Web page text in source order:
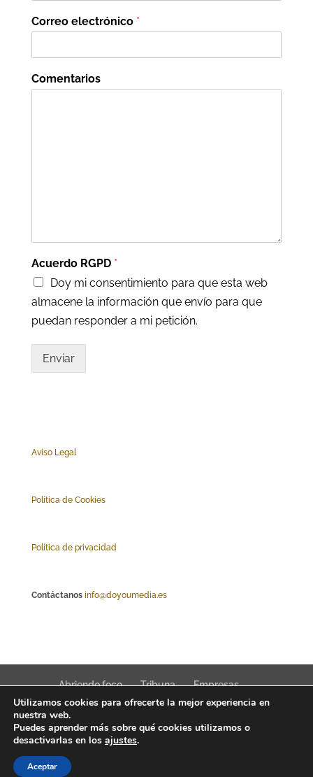
Correo electrónico *
Comentarios
Acuerdo RGPD *
Doy mi consentimiento para que esta web
almacene la información que envío para que
puedan responder a mi petición.
Enviar
Aviso Legal
Política de Cookies
Política de privacidad
Contáctanos info@doyoumedia.es
Abriendo foco Tribuna
Empresas
Actualidad
Innovación Tendencias
Interfaz Magazine 2022 © News, trends & public affairs
Utilizamos cookies para ofrecerte la mejor experiencia en
nuestra web.
Puedes aprender más sobre qué cookies utilizamos o
desactivarlas en los ajustes.
Aceptar